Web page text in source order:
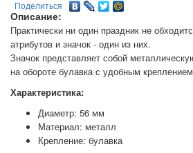
Поделиться
Описание:
Практически ни один праздник не
атрибутов и значок - один из них.
Значок представляет собой
на обороте булавка с удобным
Характеристика:
Диаметр: 56 мм
Материал: металл
Крепление: булавка